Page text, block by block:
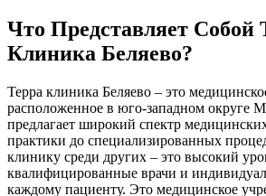
Что Представляет Собой
Клиника Беляево?
Терра клиника Беляево – это
расположенное в юго-западном округе
предлагает широкий спектр
практики до специализированных
клинику среди других – это высокий
квалифицированные врачи и
каждому пациенту. Это медицинское